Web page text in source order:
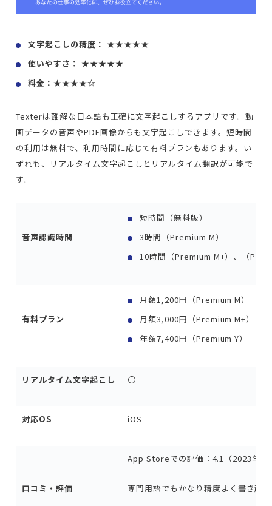
文字起こしの精度： ★★★★★
使いやすさ： ★★★★★
料金：★★★★☆
Texterは難解な日本語も正確に文字起こしするアプリです。動
画データの音声やPDF画像からも文字起こしできます。短時間
の利用は無料で、利用時間に応じて有料プランもあります。い
ずれも、リアルタイム文字起こしとリアルタイム翻訳が可能で
す。
音声認識時間
短時間（無料版）
3時間（Premium M）
10時間（Premium M+）、（
有料プラン
月額1,200円（Premium M）
月額3,000円（Premium M+）
年額7,400円（Premium Y）
リアルタイム文字起こし 〇
対応OS iOS
口コミ・評価
App Storeでの評価：4.1（2023年2
専門用語でもかなり精度よく書き起